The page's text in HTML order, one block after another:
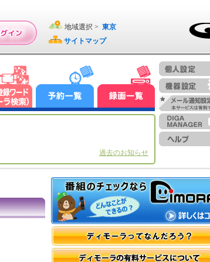
地域選択 > 東京
サイトマップ
過去のお知らせ